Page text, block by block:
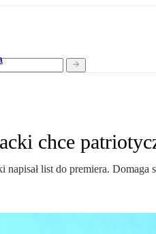
chce
napisał list do premiera.